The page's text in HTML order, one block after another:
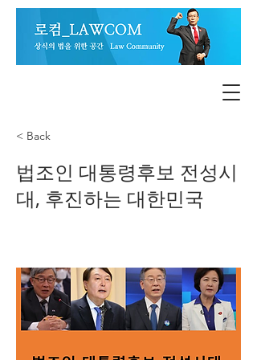
< Back
법조인 대통령후보 전성시
대, 후진하는 대한민국